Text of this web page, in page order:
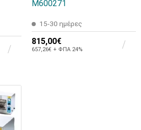
M600271
15-30 ημέρες
815,00€
657,26€ + ΦΠΑ 24%